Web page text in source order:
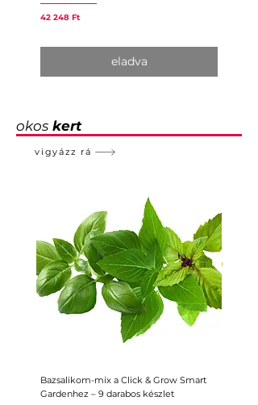
Ár
42 248 Ft
eladva
okos kert
vigyázz rá
Bazsalikom-mix a Click & Grow Smart
Gardenhez – 9 darabos készlet